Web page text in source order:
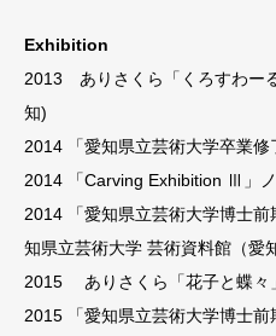
Exhibition
2013 ありさくら「くろすわー
知)
2014 「愛知県立芸術大学卒業
2014 「Carving Exhibition Ⅲ」
2014 「愛知県立芸術大学博士
知県立芸術大学 芸術資料館（愛
2015 ありさくら「花子と蝶々
2015 「愛知県立芸術大学博士